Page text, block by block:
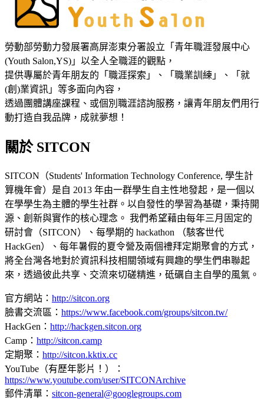
勞動部勞動力發展署高屏澎東分署設立「青年職涯發展中心
(Youth Salon,YS)」以全人全職涯的觀點，
提供專屬於青年朋友的「職涯探索」、「職業訓練」、「就
(創)業資訊」等多面向內容，
透過團體講座課程、或個別職涯諮詢服務，讓青年朋友們用行
動打造自我品牌，成就夢想！
關於 SITCON
SITCON（Students' Information Technology Conference, 學生計
算機年會）是自 2013 年由一群學生自主性地發起，是一個以
在學學生為主體的學生社群。以自發性的學習為基礎，秉持開
源、創新與實作的核心理念。 我們希望藉由每年三月固定的
研討會（SITCON）、每學期的 hackathon （駭客世代
HackGen）、每年暑假的夏令營及兩個禮拜定期聚會的方式，
將全台灣各地對於資訊科技相關領域有興趣的學生們串聯起
來，透過彼此共享、交流來切磋精進，砥礪自主自學的風氣。
官方網站： http://sitcon.org
臉書交流區： https://www.facebook.com/groups/sitcon.tw/
HackGen： http://hackgen.sitcon.org
Camp： http://sitcon.camp
定期聚： http://sitcon.kktix.cc
YouTube（有歷年影片！）：
https://www.youtube.com/user/SITCONArchive
郵件清單： sitcon-general@googlegroups.com